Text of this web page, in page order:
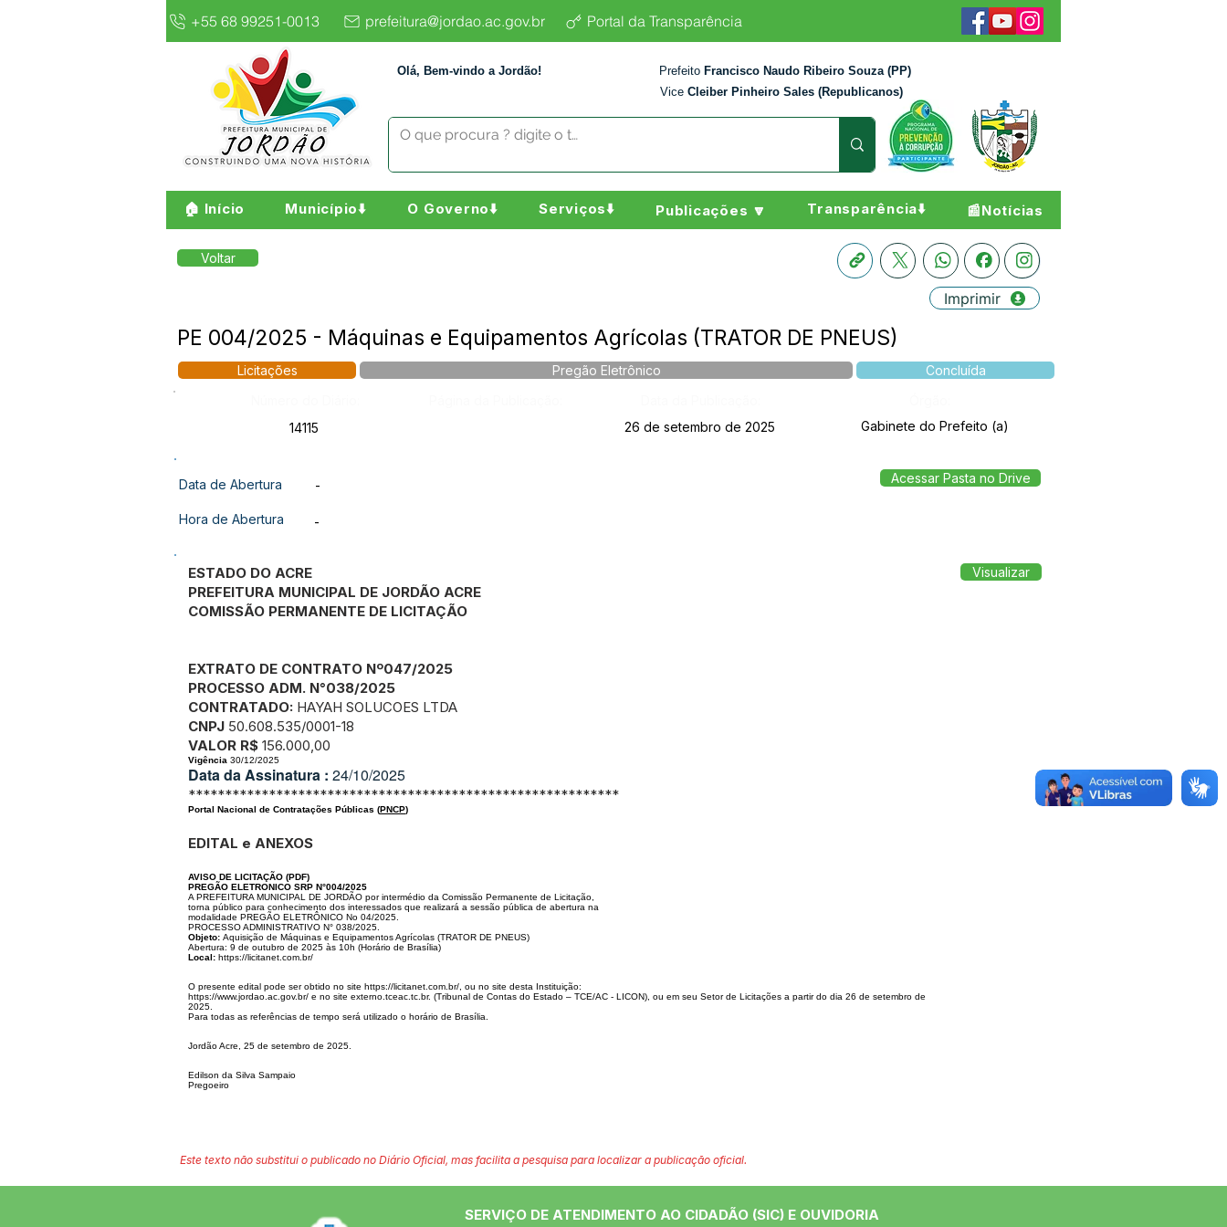
+55 68 99251-0013 prefeitura@jordao.ac.gov.br Portal da Transparência
Olá, Bem-vindo a Jordão! Prefeito Francisco Naudo Ribeiro Souza (PP)
Vice Cleiber Pinheiro Sales (Republicanos)
🏠 Início Município⬇️ O Governo⬇️ Serviços⬇️ Publicações 🔽 Transparência⬇️ 📰Notícias
Voltar
Imprimir
PE 004/2025 - Máquinas e Equipamentos Agrícolas (TRATOR DE PNEUS)
Licitações Pregão Eletrônico
Concluída
14115
26 de setembro de 2025 Gabinete do Prefeito (a)
Data de Abertura -
Hora de Abertura -
Acessar Pasta no Drive
ESTADO DO ACRE
PREFEITURA MUNICIPAL DE JORDÃO ACRE
COMISSÃO PERMANENTE DE LICITAÇÃO
EXTRATO DE CONTRATO Nº047/2025
PROCESSO ADM. N°038/2025
CONTRATADO: HAYAH SOLUCOES LTDA
CNPJ 50.608.535/0001-18
VALOR R$ 156.000,00
Vigência 30/12/2025
Data da Assinatura : 24/10/2025
***********************************************************
Portal Nacional de Contratações Públicas (PNCP)
EDITAL e ANEXOS
AVISO DE LICITAÇÃO (PDF)
PREGÃO ELETRONICO SRP N°004/2025
A PREFEITURA MUNICIPAL DE JORDÃO por intermédio da Comissão Permanente de Licitação,
torna público para conhecimento dos interessados que realizará a sessão pública de abertura na
modalidade PREGÃO ELETRÔNICO No 04/2025.
PROCESSO ADMINISTRATIVO N° 038/2025.
Objeto: Aquisição de Máquinas e Equipamentos Agrícolas (TRATOR DE PNEUS)
Abertura: 9 de outubro de 2025 às 10h (Horário de Brasília)
Local: https://licitanet.com.br/
O presente edital pode ser obtido no site https://licitanet.com.br/, ou no site desta Instituição:
https://www.jordao.ac.gov.br/ e no site externo.tceac.tc.br. (Tribunal de Contas do Estado – TCE/AC - LICON), ou em seu Setor de Licitações a partir do dia 26 de setembro de
2025.
Para todas as referências de tempo será utilizado o horário de Brasília.
Jordão Acre, 25 de setembro de 2025.
Edilson da Silva Sampaio
Pregoeiro
Visualizar
Este texto não substitui o publicado no Diário Oficial, mas facilita a pesquisa para localizar a publicação oficial.
SERVIÇO DE ATENDIMENTO AO CIDADÃO (SIC) E OUVIDORIA